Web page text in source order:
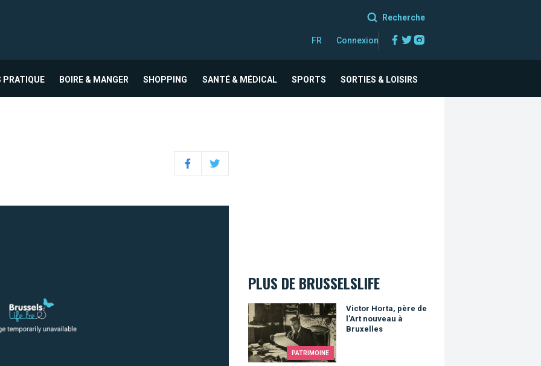
Recherche
FR Connexion Facebook
Twitter
PRATIQUE BOIRE & MANGER SHOPPING SANTÉ & MÉDICAL SPORTS SORTIES & LOISIRS
FacebookTwitter
PLUS DE BRUSSELSLIFE
PATRIMOINE
Victor Horta, père de
l’Art nouveau à
Bruxelles
Victor Horta, père de l’Art nouveau à Bruxelles